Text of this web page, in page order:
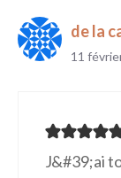
de la
11
J&#39;ai